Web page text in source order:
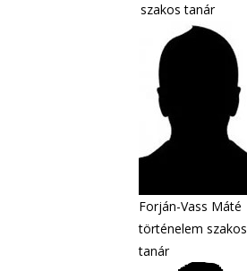
szakos tanár
Forján-Vass Máté
történelem szakos
tanár